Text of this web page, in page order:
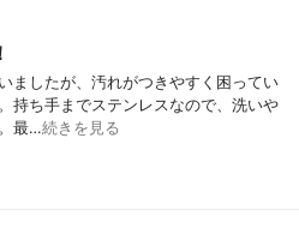
ましたが、汚れがつきやすく困ってい
持ち手までステンレスなので、洗いや
最…続きを見る